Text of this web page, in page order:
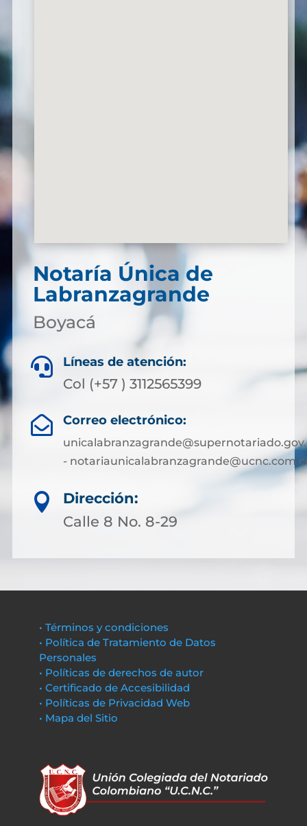
Notaría Única de
Labranzagrande
Boyacá
 Líneas de atención:
Col (+57 ) 3112565399
 Correo electrónico:
-

Dirección:
Calle 8 No. 8-29
• Términos y condiciones
• Política de Tratamiento de Datos
Personales
• Políticas de derechos de autor
• Certificado de Accesibilidad
• Políticas de Privacidad Web
• Mapa del Sitio